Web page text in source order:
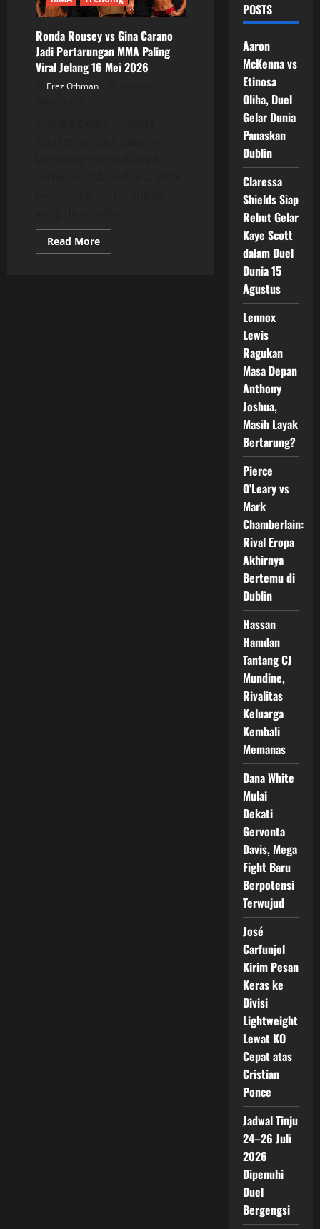
Ronda Rousey vs Gina Carano
Jadi Pertarungan MMA Paling
Viral Jelang 16 Mei 2026
Erez Othman
Read MoreRead
more
POSTS
Aaron
McKenna vs
Etinosa
Oliha, Duel
Gelar Dunia
Panaskan
Dublin
Claressa
Shields Siap
Rebut Gelar
Kaye Scott
dalam Duel
Dunia 15
Agustus
Lennox
Lewis
Ragukan
Masa Depan
Anthony
Joshua,
Masih Layak
Bertarung?
Pierce
O’Leary vs
Mark
Chamberlain:
Rival Eropa
Akhirnya
Bertemu di
Dublin
Hassan
Hamdan
Tantang CJ
Mundine,
Rivalitas
Keluarga
Kembali
Memanas
Dana White
Mulai
Dekati
Gervonta
Davis, Mega
Fight Baru
Berpotensi
Terwujud
José
Carfunjol
Kirim Pesan
Keras ke
Divisi
Lightweight
Lewat KO
Cepat atas
Cristian
Ponce
Jadwal Tinju
24–26 Juli
2026
Dipenuhi
Duel
Bergengsi